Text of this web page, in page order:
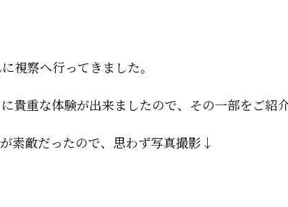
視察へ行ってきました。
重な体験が出来ましたので、その一部をご紹介
素敵だったので、思わず写真撮影↓